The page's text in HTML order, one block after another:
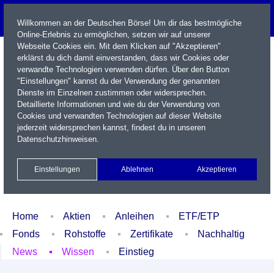
Name / WKN / ISIN / Kürzel
Xetra Realtime
Watchlist Portfolio Login
Home Aktien Anleihen
ETF/ETP
Fonds
Rohstoffe Zertifikate
Nachhaltig
News
Wissen Einstieg
Willkommen an der Deutschen Börse! Um dir das bestmögliche
Online-Erlebnis zu ermöglichen, setzen wir auf unserer
Webseite Cookies ein. Mit dem Klicken auf "Akzeptieren"
erklärst du dich damit einverstanden, dass wir Cookies oder
verwandte Technologien verwenden dürfen. Über den Button
"Einstellungen" kannst du der Verwendung der genannten
Dienste im Einzelnen zustimmen oder widersprechen.
Detaillierte Informationen und wie du der Verwendung von
Cookies und verwandten Technologien auf dieser Website
jederzeit widersprechen kannst, findest du in unseren
Datenschutzhinweisen.
Einstellungen Ablehnen Akzeptieren